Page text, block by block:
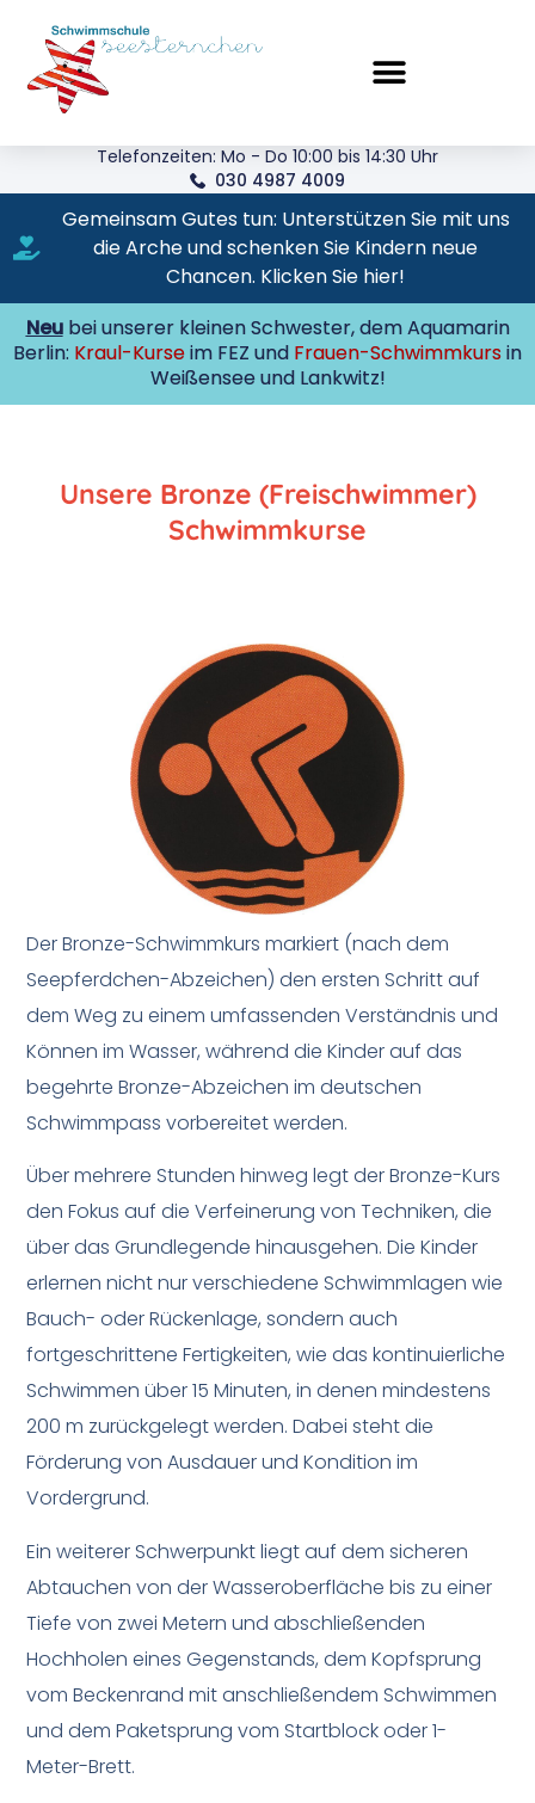
Telefonzeiten: Mo - Do 10:00 bis 14:30 Uhr
030 4987 4009
Gemeinsam Gutes tun: Unterstützen Sie mit uns
die Arche und schenken Sie Kindern neue
Chancen. Klicken Sie hier!
Neu bei unserer kleinen Schwester, dem Aquamarin
Berlin: Kraul-Kurseim FEZ und Frauen-Schwimmkursin
Weißensee und Lankwitz!
Unsere Bronze (Freischwimmer)
Schwimmkurse
Der Bronze-Schwimmkurs markiert (nach dem
Seepferdchen-Abzeichen) den ersten Schritt auf
dem Weg zu einem umfassenden Verständnis und
Können im Wasser, während die Kinder auf das
begehrte Bronze-Abzeichen im deutschen
Schwimmpass vorbereitet werden.
Über mehrere Stunden hinweg legt der Bronze-Kurs
den Fokus auf die Verfeinerung von Techniken, die
über das Grundlegende hinausgehen. Die Kinder
erlernen nicht nur verschiedene Schwimmlagen wie
Bauch- oder Rückenlage, sondern auch
fortgeschrittene Fertigkeiten, wie das kontinuierliche
Schwimmen über 15 Minuten, in denen mindestens
200 m zurückgelegt werden. Dabei steht die
Förderung von Ausdauer und Kondition im
Vordergrund.
Ein weiterer Schwerpunkt liegt auf dem sicheren
Abtauchen von der Wasseroberfläche bis zu einer
Tiefe von zwei Metern und abschließenden
Hochholen eines Gegenstands, dem Kopfsprung
vom Beckenrand mit anschließendem Schwimmen
und dem Paketsprung vom Startblock oder 1-
Meter-Brett.